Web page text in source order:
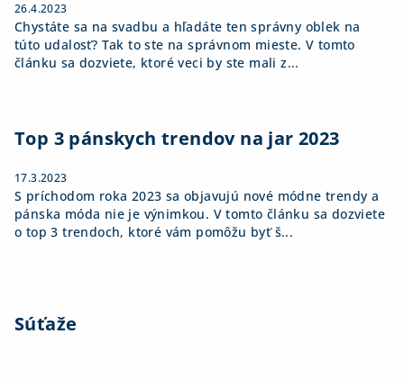
26.4.2023
Chystáte sa na svadbu a hľadáte ten správny oblek na
túto udalosť? Tak to ste na správnom mieste. V tomto
článku sa dozviete, ktoré veci by ste mali z...
Top 3 pánskych trendov na jar 2023
17.3.2023
S príchodom roka 2023 sa objavujú nové módne trendy a
pánska móda nie je výnimkou. V tomto článku sa dozviete
o top 3 trendoch, ktoré vám pomôžu byť š...
Súťaže